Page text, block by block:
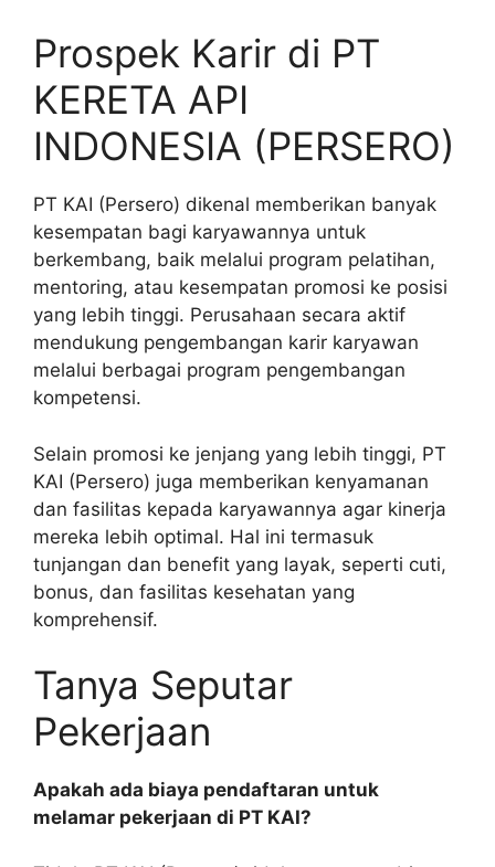
Prospek Karir di PT
KERETA API
INDONESIA (PERSERO)
PT KAI (Persero) dikenal memberikan banyak
kesempatan bagi karyawannya untuk
berkembang, baik melalui program pelatihan,
mentoring, atau kesempatan promosi ke posisi
yang lebih tinggi. Perusahaan secara aktif
mendukung pengembangan karir karyawan
melalui berbagai program pengembangan
kompetensi.
Selain promosi ke jenjang yang lebih tinggi, PT
KAI (Persero) juga memberikan kenyamanan
dan fasilitas kepada karyawannya agar kinerja
mereka lebih optimal. Hal ini termasuk
tunjangan dan benefit yang layak, seperti cuti,
bonus, dan fasilitas kesehatan yang
komprehensif.
Tanya Seputar
Pekerjaan
Apakah ada biaya pendaftaran untuk
melamar pekerjaan di PT KAI?